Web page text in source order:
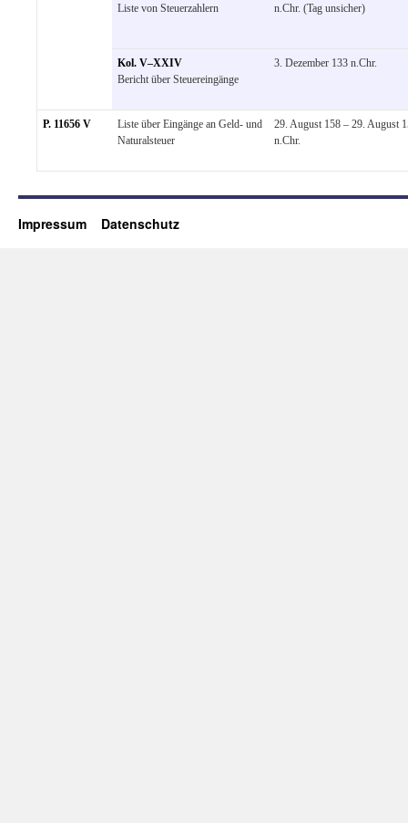
Liste von Steuerzahlern
n.Chr. (Tag unsicher)
Kol. V–XXIV
Bericht über Steuereingänge
3. Dezember 133 n.Chr.
P. 11656 V
Liste über Eingänge an Geld- und
Naturalsteuer
29. August 158 – 29. August
n.Chr.
Impressum Datenschutz